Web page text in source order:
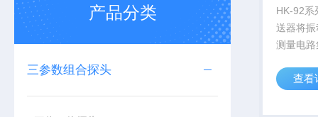
产品分类
三参数组合探头
HK-92系
送器将
测量电
振动测
送器可
查看